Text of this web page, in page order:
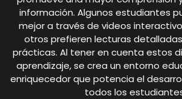
información. Algunos estudiantes
mejor a través de videos
otros prefieren lecturas
prácticas. Al tener en cuenta estos
aprendizaje, se crea un entorno
enriquecedor que potencia el
todos los